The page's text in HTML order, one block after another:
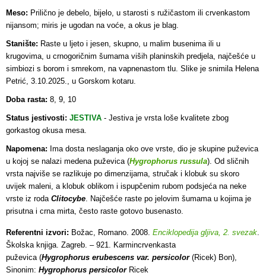
Meso: Prilično je debelo, bijelo, u starosti s ružičastom ili crvenkastom
nijansom; miris je ugodan na voće, a okus je blag.
Stanište: Raste u ljeto i jesen, skupno, u malim busenima ili u
krugovima, u crnogoričnim šumama viših planinskih predjela, najčešće u
simbiozi s borom i smrekom, na vapnenastom tlu. Slike je snimila Helena
Petrić, 3.10.2025., u Gorskom kotaru.
Doba rasta: 8, 9, 10
Status jestivosti: JESTIVA - Jestiva je vrsta loše kvalitete zbog
gorkastog okusa mesa.
Napomena: Ima dosta neslaganja oko ove vrste, dio je skupine puževica
u kojoj se nalazi medena puževica (Hygrophorus russula). Od sličnih
vrsta najviše se razlikuje po dimenzijama, stručak i klobuk su skoro
uvijek maleni, a klobuk oblikom i ispupčenim rubom podsjeća na neke
vrste iz roda Clitocybe. Najčešće raste po jelovim šumama u kojima je
prisutna i crna mirta, često raste gotovo busenasto.
Referentni izvori: Božac, Romano. 2008. Enciklopedija gljiva, 2. svezak.
Školska knjiga. Zagreb. – 921. Karmincrvenkasta
puževica (Hygrophorus erubescens var. persicolor(Ricek) Bon),
Sinonim: Hygrophorus persicolorRicek